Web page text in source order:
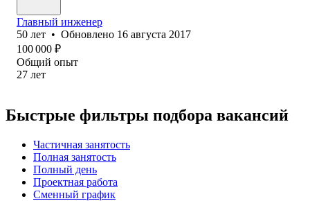
Главный инженер
50 лет • Обновлено 16 августа 2017
100 000 ₽
Общий опыт
27 лет
Быстрые фильтры подбора вакансий
Частичная занятость
Полная занятость
Полный день
Проектная работа
Сменный график